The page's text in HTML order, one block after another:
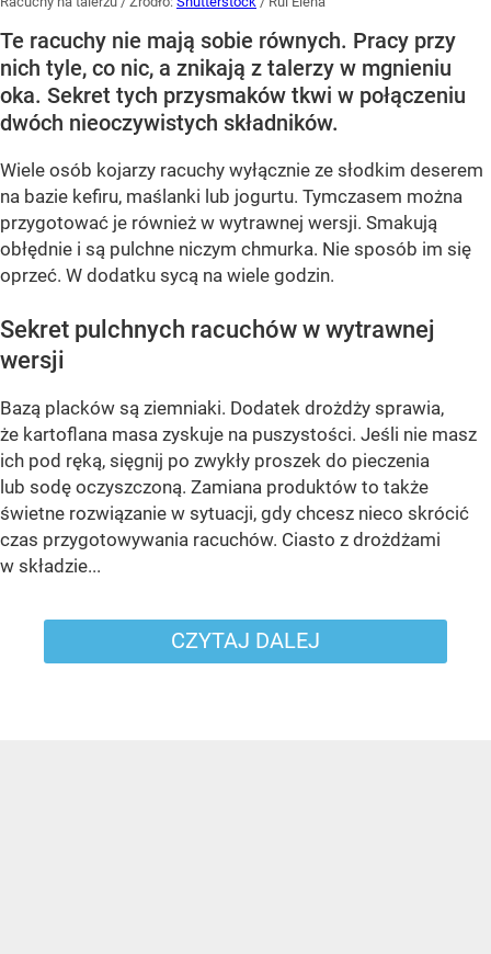
Te racuchy nie mają sobie równych. Pracy przy
nich tyle, co nic, a znikają z talerzy w mgnieniu
oka. Sekret tych przysmaków tkwi w połączeniu
dwóch nieoczywistych składników.
Wiele osób kojarzy racuchy wyłącznie ze słodkim deserem
na bazie kefiru, maślanki lub jogurtu. Tymczasem można
przygotować je również w wytrawnej wersji. Smakują
obłędnie i są pulchne niczym chmurka. Nie sposób im się
oprzeć. W dodatku sycą na wiele godzin.
Sekret pulchnych racuchów w wytrawnej
wersji
Bazą placków są ziemniaki. Dodatek drożdży sprawia,
że kartoflana masa zyskuje na puszystości. Jeśli nie masz
ich pod ręką, sięgnij po zwykły proszek do pieczenia
lub sodę oczyszczoną. Zamiana produktów to także
świetne rozwiązanie w sytuacji, gdy chcesz nieco skrócić
czas przygotowywania racuchów. Ciasto z drożdżami
w składzie...
CZYTAJ DALEJ